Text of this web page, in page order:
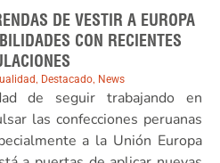
DE VESTIR A EUROPA
CON RECIENTES
, Destacado, News
de seguir trabajando en
las confecciones peruanas
a la Unión Europa